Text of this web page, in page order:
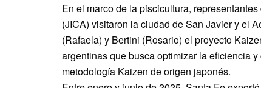
En el marco de la piscicultura,
(JICA) visitaron la ciudad de San Javier y el
(Rafaela) y Bertini (Rosario) el proyecto
argentinas que busca optimizar la eficiencia
metodología Kaizen de origen japonés.